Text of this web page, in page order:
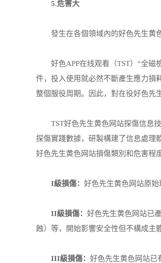
5.危害大
發生在各個領域內的好色先生黄色
好色APP在线观看（TST）“全磁
件，投入使用就必然不斷產生應力損
整個服役周期。因此，對在役好色先
TST好色先生黄色网站探傷信息技
探傷實踐數據，研製構建了信息處理
好色先生黄色网站損傷類別和危害程
I級損傷： 好色先生黄色网站原
II級損傷： 好色先生黄色网站已
蝕）等，開始影響安全性但不構成主
III級損傷： 好色先生黄色网站已